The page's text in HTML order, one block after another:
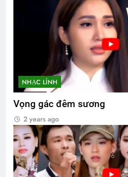
NHẠC LÍNH
Vọng gác đêm sương
2 years ago